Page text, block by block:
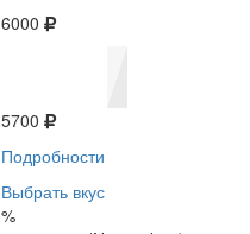
6000
5700
Подробности
Выбрать вкус
%